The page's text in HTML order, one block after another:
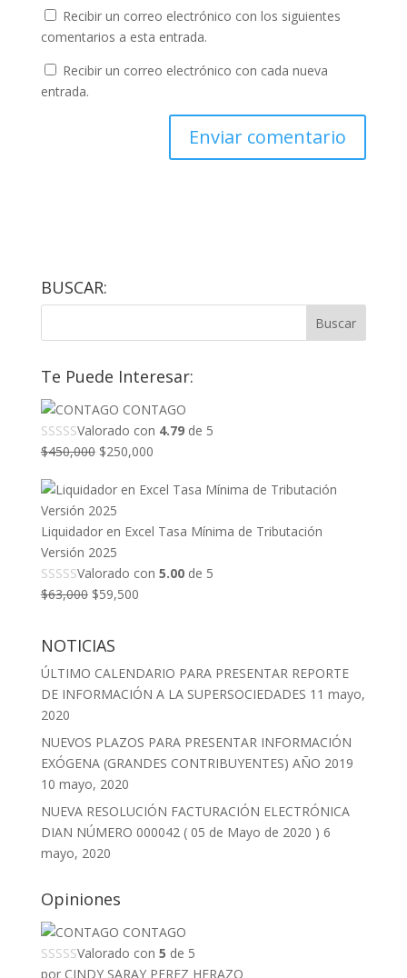
Recibir un correo electrónico con los siguientes
comentarios a esta entrada.
Recibir un correo electrónico con cada nueva
entrada.
BUSCAR:
Te Puede Interesar:
CONTAGO
Valorado con 4.79de 5
$450,000 El
original
era:
$450,000.
$250,000El
actual
$250,000.
Liquidador en Excel Tasa Mínima de Tributación
Versión 2025
Valorado con 5.00de 5
$63,000 El
era:
$63,000.
$59,500El
$59,500.
NOTICIAS
ÚLTIMO CALENDARIO PARA PRESENTAR REPORTE
DE INFORMACIÓN A LA SUPERSOCIEDADES 11 mayo,
2020
NUEVOS PLAZOS PARA PRESENTAR INFORMACIÓN
EXÓGENA (GRANDES CONTRIBUYENTES) AÑO 2019
10 mayo, 2020
NUEVA RESOLUCIÓN FACTURACIÓN ELECTRÓNICA
DIAN NÚMERO 000042 ( 05 de Mayo de 2020 ) 6
mayo, 2020
Opiniones
CONTAGO
Valorado con 5 de 5
por CINDY SARAY PEREZ HERAZO